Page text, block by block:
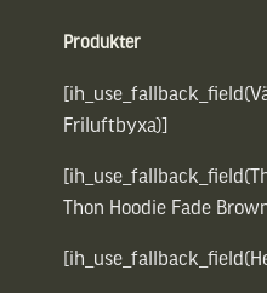
Produkter
Friluftbyxa)]
Thon Hoodie Fade